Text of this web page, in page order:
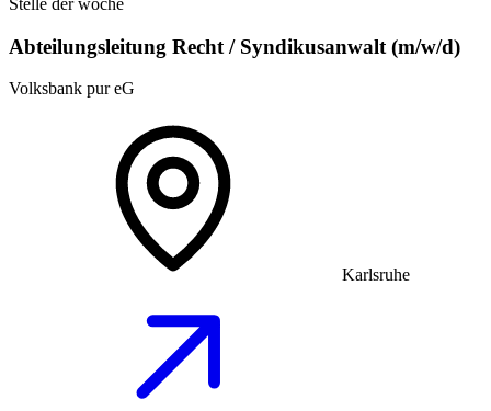
Stelle der woche
Abteilungsleitung Recht / Syndikusanwalt (m/w/d)
Volksbank pur eG
Karlsruhe